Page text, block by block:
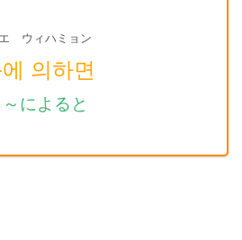
エ ウィハミョン
의하면
～によると